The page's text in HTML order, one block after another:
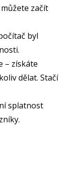
začít
byl
– získáte
dělat. Stačí
splatnost